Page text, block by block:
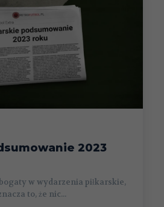
2023
w wydarzenia piłkarskie,
to, że nic...